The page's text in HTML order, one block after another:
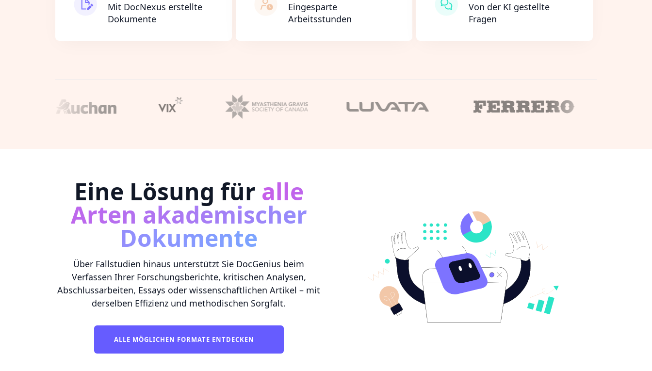
Mit DocNexus erstellte
Dokumente
Eingesparte
Arbeitsstunden
Von der KI gestellte
Fragen
Eine Lösung für alle
Arten akademischer
Dokumente
Über Fallstudien hinaus unterstützt Sie DocGenius beim
Verfassen Ihrer Forschungsberichte, kritischen Analysen,
Abschlussarbeiten, Essays oder wissenschaftlichen Artikel – mit
derselben Effizienz und methodischen Sorgfalt.
ALLE MÖGLICHEN FORMATE ENTDECKEN